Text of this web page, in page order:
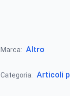
Marca: Altro
Categoria: Articoli